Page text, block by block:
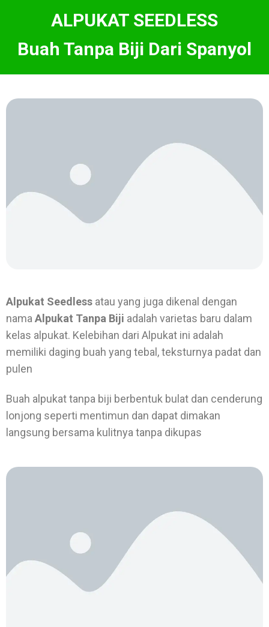
ALPUKAT SEEDLESS
Buah Tanpa Biji Dari Spanyol
Alpukat Seedless atau yang juga dikenal dengan
nama Alpukat Tanpa Biji adalah varietas baru dalam
kelas alpukat. Kelebihan dari Alpukat ini adalah
memiliki daging buah yang tebal, teksturnya padat dan
pulen
Buah alpukat tanpa biji berbentuk bulat dan cenderung
lonjong seperti mentimun dan dapat dimakan
langsung bersama kulitnya tanpa dikupas